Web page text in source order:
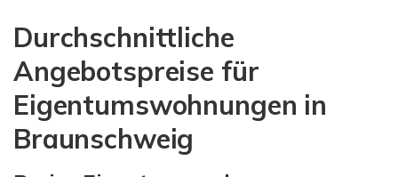
Durchschnittliche
Angebotspreise für
Eigentumswohnungen in
Braunschweig